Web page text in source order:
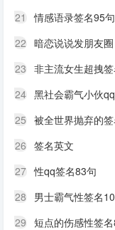
21
情感语录签名95句
22 暗恋说说发朋友
23 非主流女生超拽
24 黑社会霸气小伙
25 被全世界抛弃的
26 签名英文
27 性qq签名83句
28 男士霸气性签名
29 短点的伤感性签